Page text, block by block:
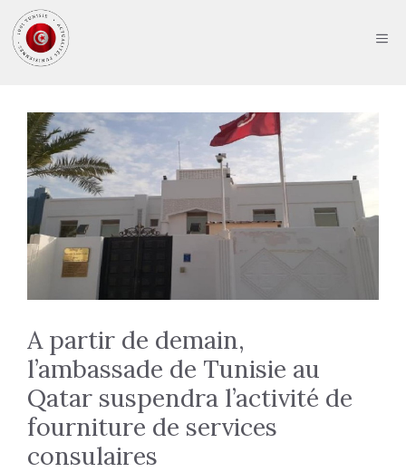
au
contenu
A partir de demain,
l’ambassade de Tunisie au
Qatar suspendra l’activité de
fourniture de services
consulaires